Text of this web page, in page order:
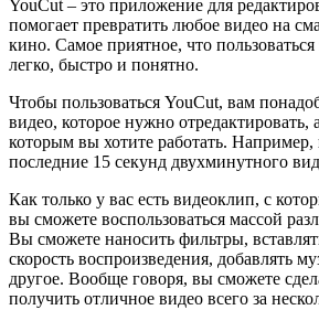
YouCut – это приложение для
помогает превратить любое видео на
кино. Самое приятное, что
легко, быстро и понятно.
Чтобы пользоваться YouCut, вам
видео, которое нужно отредактировать,
которым вы хотите работать.
последние 15 секунд двухминутного
Как только у вас есть видеоклип, с
вы сможете воспользоваться массой
Вы сможете наносить фильтры,
скорость воспроизведения, добавлять
другое. Вообще говоря, вы сможете
получить отличное видео всего за